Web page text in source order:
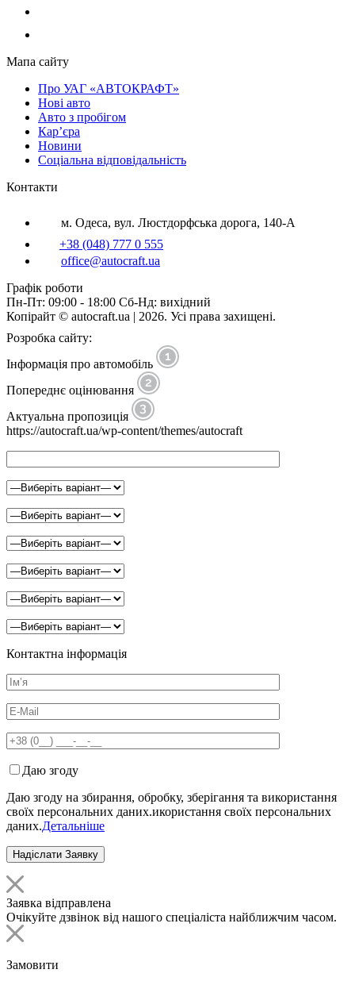
Мапа сайту
Про УАГ «АВТОКРАФТ»
Нові авто
Авто з пробігом
Кар’єра
Новини
Соціальна відповідальність
Контакти
м. Одеса, вул. Люстдорфська дорога, 140-А
+38 (048) 777 0 555
office@autocraft.ua
Графік роботи
Пн-Пт: 09:00 - 18:00 Сб-Нд: вихідний
Копірайт © autocraft.ua | 2026. Усі права захищені.
Розробка сайту:
Інформація про автомобіль
Попереднє оцінювання
Актуальна пропозиція
https://autocraft.ua/wp-content/themes/autocraft
Контактна інформація
Даю згоду
Даю згоду на збирання, обробку, зберігання та використання
своїх персональних даних.икористання своїх персональних
даних.Детальніше
Заявка відправлена
Очікуйте дзвінок від нашого спеціаліста найближчим часом.
Замовити